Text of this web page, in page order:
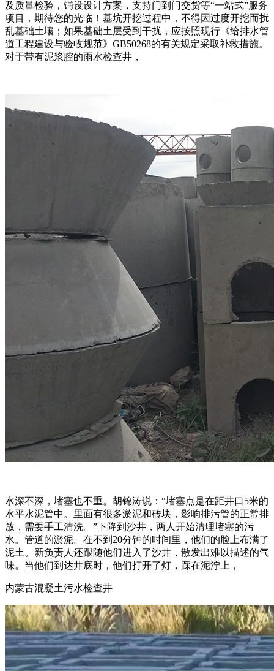
及质量检验，铺设设计方案，支持门到门交货等“一站式”服务
项目，期待您的光临！基坑开挖过程中，不得因过度开挖而扰
乱基础土壤；如果基础土层受到干扰，应按照现行《给排水管
道工程建设与验收规范》GB50268的有关规定采取补救措施。
对于带有泥浆腔的雨水检查井，
水深不深，堵塞也不重。胡锦涛说：“堵塞点是在距井口5米的
水平水泥管中。里面有很多淤泥和砖块，影响排污管的正常排
放，需要手工清洗。”下降到沙井，两人开始清理堵塞的污
水。管道的淤泥。在不到20分钟的时间里，他们的脸上布满了
泥土。新负责人还跟随他们进入了沙井，散发出难以描述的气
味。当他们到达井底时，他们打开了灯，踩在泥泞上，
内蒙古混凝土污水检查井